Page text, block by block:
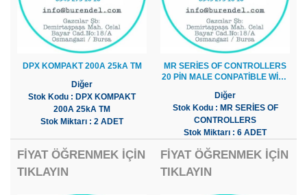
DPX KOMPAKT 200A 25kA TM
Diğer
Stok Kodu : DPX KOMPAKT
200A 25kA TM
Stok Miktarı : 2 ADET
FİYAT ÖĞRENMEK İÇİN
TIKLAYIN
MR SERİES OF CONTROLLERS
20 PİN MALE CONPATİBLE WİTH
Diğer
Stok Kodu : MR SERİES OF
CONTROLLERS
Stok Miktarı : 6 ADET
FİYAT ÖĞRENMEK İÇİN
TIKLAYIN